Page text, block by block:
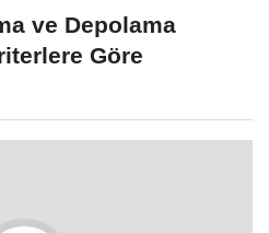
ve Depolama
Göre